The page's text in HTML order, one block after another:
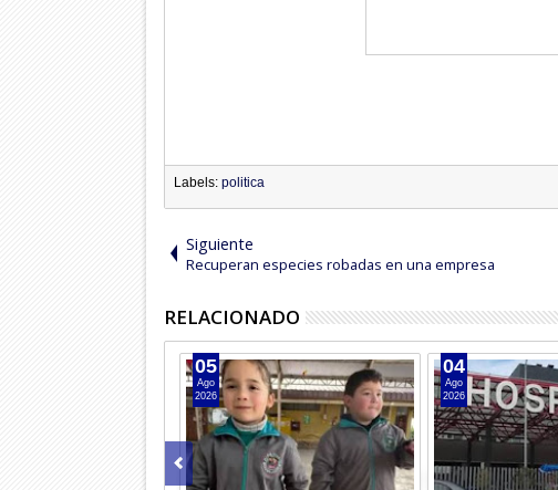
Labels: politica
Siguiente
Recuperan especies robadas en una empresa
RELACIONADO
05
Ago
2026
04
Ago
2026